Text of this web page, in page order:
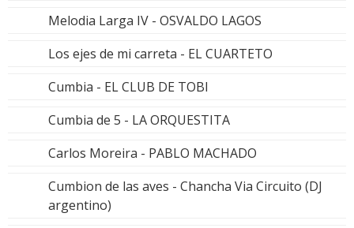
Melodia Larga IV - OSVALDO LAGOS
Los ejes de mi carreta - EL CUARTETO
Cumbia - EL CLUB DE TOBI
Cumbia de 5 - LA ORQUESTITA
Carlos Moreira - PABLO MACHADO
Cumbion de las aves - Chancha Via Circuito (DJ
argentino)